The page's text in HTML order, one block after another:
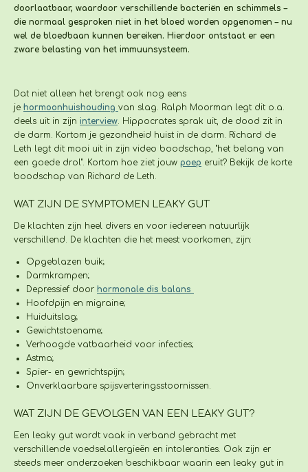
doorlaatbaar, waardoor verschillende bacteriën en schimmels –
die normaal gesproken niet in het bloed worden opgenomen – nu
wel de bloedbaan kunnen bereiken. Hierdoor ontstaat er een
zware belasting van het immuunsysteem.
Dat niet alleen het brengt ook nog eens
je hormoonhuishouding van slag. Ralph Moorman legt dit o.a.
deels uit in zijn interview. Hippocrates sprak uit, de dood zit in
de darm. Kortom je gezondheid huist in de darm. Richard de
Leth legt dit mooi uit in zijn video boodschap, "het belang van
een goede drol". Kortom hoe ziet jouw poep eruit? Bekijk de korte
boodschap van Richard de Leth.
WAT ZIJN DE SYMPTOMEN LEAKY GUT
De klachten zijn heel divers en voor iedereen natuurlijk
verschillend. De klachten die het meest voorkomen, zijn:
Opgeblazen buik;
Darmkrampen;
Depressief door hormonale dis balans
Hoofdpijn en migraine;
Huiduitslag;
Gewichtstoename;
Verhoogde vatbaarheid voor infecties;
Astma;
Spier- en gewrichtspijn;
Onverklaarbare spijsverteringsstoornissen.
WAT ZIJN DE GEVOLGEN VAN EEN LEAKY GUT?
Een leaky gut wordt vaak in verband gebracht met
verschillende voedselallergieën en intoleranties. Ook zijn er
steeds meer onderzoeken beschikbaar waarin een leaky gut in